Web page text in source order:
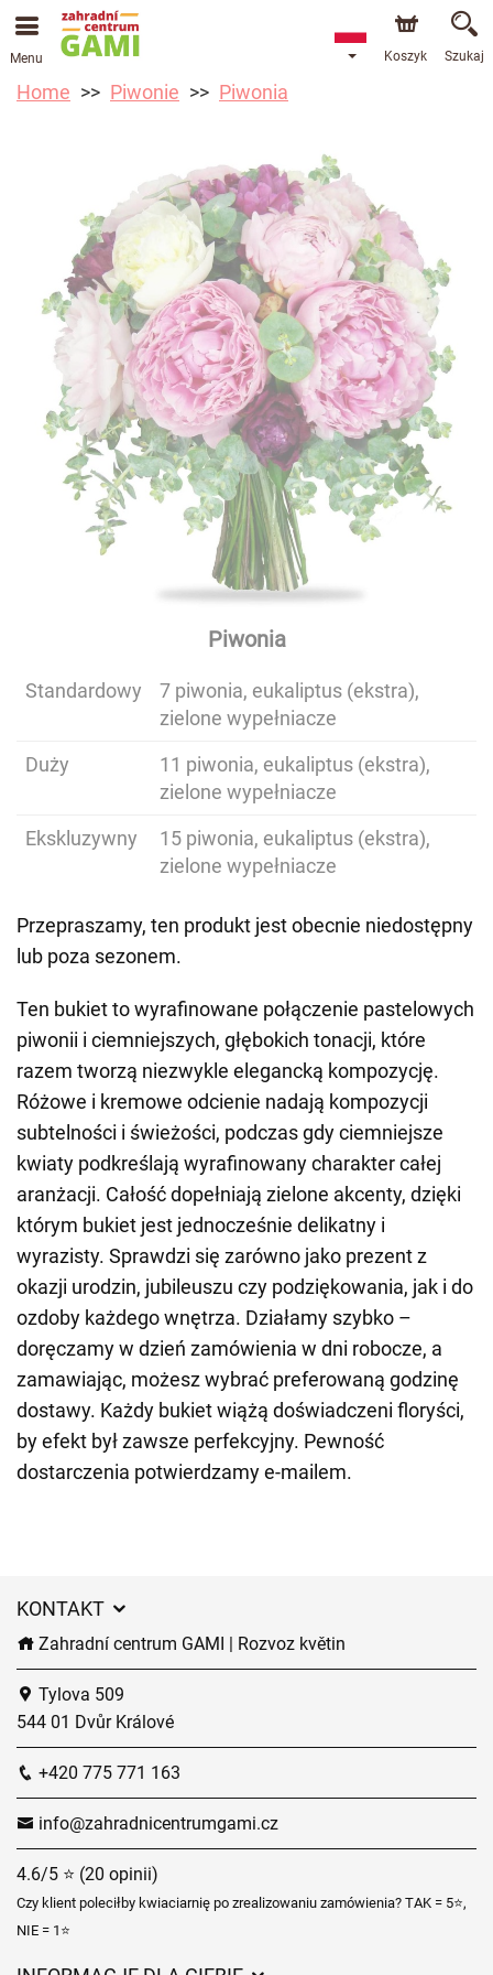
Menu Koszyk Szukaj
Home Piwonie Piwonia
Piwonia
Standardowy
7 piwonia, eukaliptus (ekstra),
zielone wypełniacze
Duży
11 piwonia, eukaliptus (ekstra),
zielone wypełniacze
Ekskluzywny
15 piwonia, eukaliptus (ekstra),
zielone wypełniacze
Przepraszamy, ten produkt jest obecnie niedostępny
lub poza sezonem.
Ten bukiet to wyrafinowane połączenie pastelowych
piwonii i ciemniejszych, głębokich tonacji, które
razem tworzą niezwykle elegancką kompozycję.
Różowe i kremowe odcienie nadają kompozycji
subtelności i świeżości, podczas gdy ciemniejsze
kwiaty podkreślają wyrafinowany charakter całej
aranżacji. Całość dopełniają zielone akcenty, dzięki
którym bukiet jest jednocześnie delikatny i
wyrazisty. Sprawdzi się zarówno jako prezent z
okazji urodzin, jubileuszu czy podziękowania, jak i do
ozdoby każdego wnętrza. Działamy szybko –
doręczamy w dzień zamówienia w dni robocze, a
zamawiając, możesz wybrać preferowaną godzinę
dostawy. Każdy bukiet wiążą doświadczeni floryści,
by efekt był zawsze perfekcyjny. Pewność
dostarczenia potwierdzamy e-mailem.
KONTAKT
Zahradní centrum GAMI | Rozvoz květin
Tylova 509
544 01 Dvůr Králové
+420 775 771 163
info@zahradnicentrumgami.cz
4.6/5 ⭐ (20 opinii)
Czy klient poleciłby kwiaciarnię po zrealizowaniu zamówienia? TAK = 5⭐,
NIE = 1⭐